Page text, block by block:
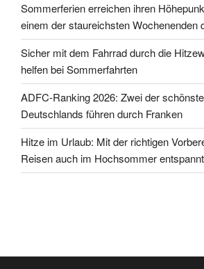
Sommerferien erreichen ihren
einem der staureichsten Wochenenden
Sicher mit dem Fahrrad durch die
helfen bei Sommerfahrten
ADFC-Ranking 2026: Zwei der
Deutschlands führen durch Franken
Hitze im Urlaub: Mit der richtigen
Reisen auch im Hochsommer entspannt